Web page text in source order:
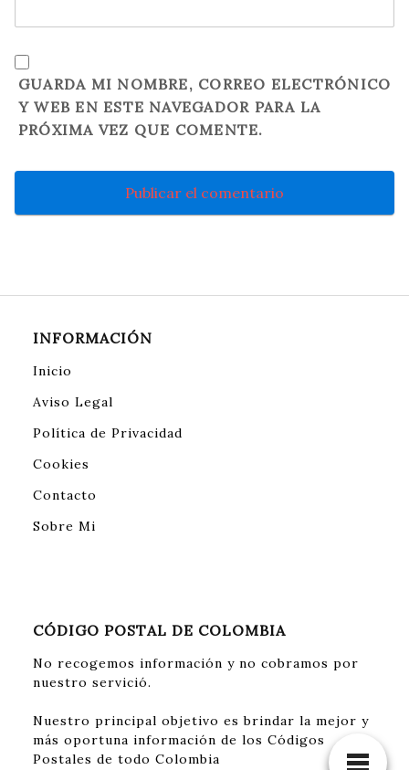
GUARDA MI NOMBRE, CORREO ELECTRÓNICO
Y WEB EN ESTE NAVEGADOR PARA LA
PRÓXIMA VEZ QUE COMENTE.
INFORMACIÓN
Inicio
Aviso Legal
Política de Privacidad
Cookies
Contacto
Sobre Mi
CÓDIGO POSTAL DE COLOMBIA
No recogemos información y no cobramos por
nuestro servició.
Nuestro principal objetivo es brindar la mejor y
más oportuna información de los Códigos
Postales de todo Colombia